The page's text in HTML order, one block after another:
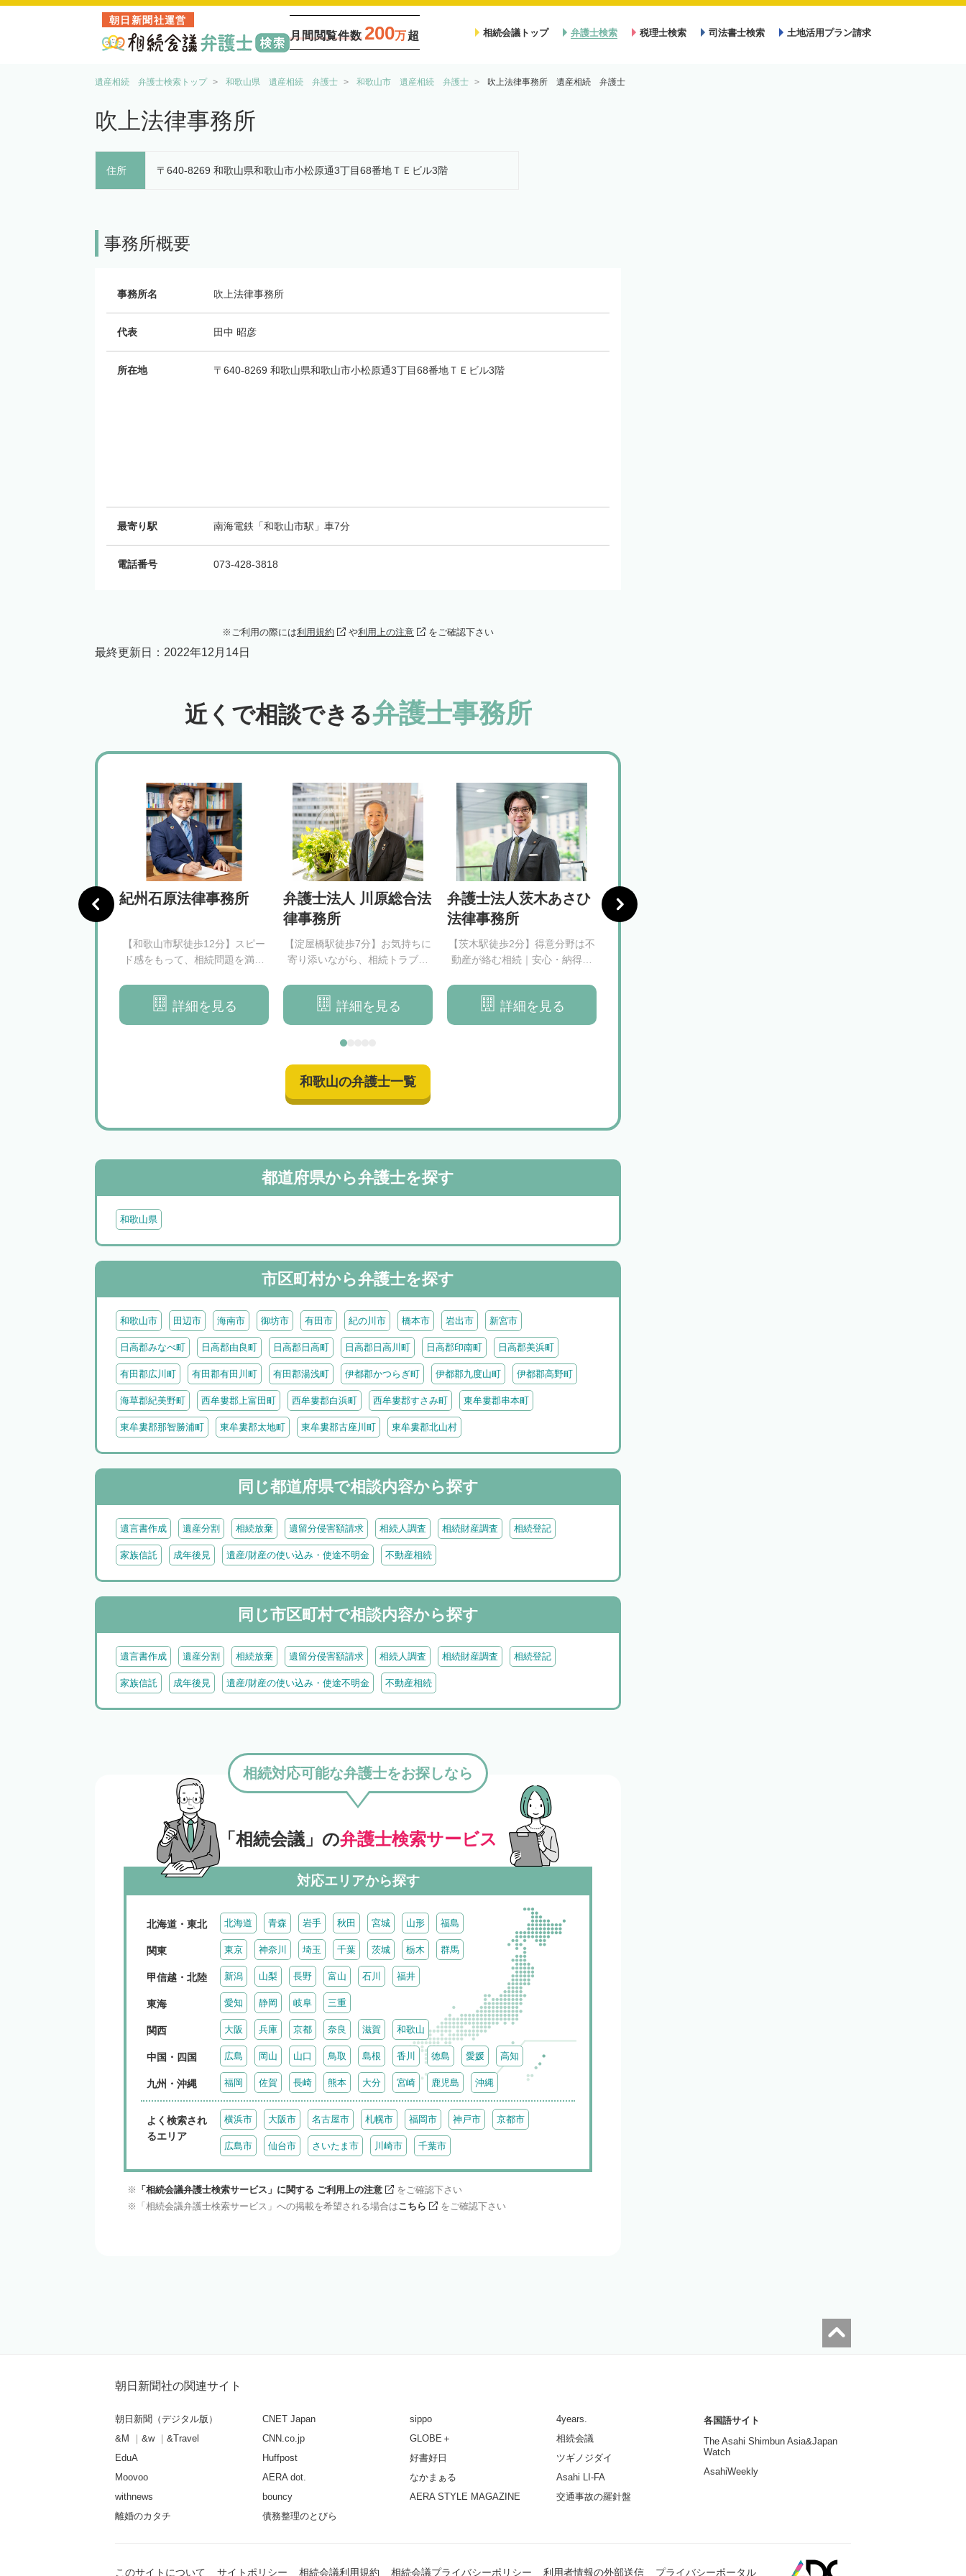
朝日新聞社運営
月間閲覧件数 200万超 相続会議トップ 弁護士検索 税理士検索 司法書士検索 土地活用プラン請求
遺産相続 弁護士検索トップ 和歌山県 遺産相続 弁護士 和歌山市 遺産相続 弁護士 吹上法律事務所 遺産相続 弁護士
吹上法律事務所
住所 〒640-8269 和歌山県和歌山市小松原通3丁目68番地ＴＥビル3階
事務所概要
事務所名 吹上法律事務所
代表 田中 昭彦
所在地 〒640-8269 和歌山県和歌山市小松原通3丁目68番地ＴＥビル3階
最寄り駅 南海電鉄「和歌山市駅」車7分
電話番号 073-428-3818
ご利用の際には利用規約 や利用上の注意 をご確認下さい
最終更新日： 2022年12月14日
近くで相談できる弁護士事務所
リーン法律事 紀州石原法律事務所
【和歌山市駅徒歩12分】スピー
ド感をもって、相続問題を満足
詳細を見る
弁護士法人 川原総合法
律事務所
【淀屋橋駅徒歩7分】お気持ちに
寄り添いながら、相続トラブル
詳細を見る
弁護士法人茨木あさひ
法律事務所
【茨木駅徒歩2分】得意分野は不
動産が絡む相続｜安心・納得で
詳細を見る
堺鳳法律事務所
和歌山の弁護士一覧
都道府県から弁護士を探す
和歌山県
市区町村から弁護士を探す
和歌山市 田辺市 海南市 御坊市 有田市 紀の川市 橋本市 岩出市 新宮市
日高郡みなべ町 日高郡由良町 日高郡日高町 日高郡日高川町 日高郡印南町 日高郡美浜町
有田郡広川町 有田郡有田川町 有田郡湯浅町 伊都郡かつらぎ町 伊都郡九度山町 伊都郡高野町
海草郡紀美野町 西牟婁郡上富田町 西牟婁郡白浜町 西牟婁郡すさみ町 東牟婁郡串本町
東牟婁郡那智勝浦町 東牟婁郡太地町 東牟婁郡古座川町 東牟婁郡北山村
同じ都道府県で相談内容から探す
遺言書作成 遺産分割 相続放棄 遺留分侵害額請求 相続人調査 相続財産調査 相続登記
家族信託 成年後見 遺産/財産の使い込み・使途不明金 不動産相続
同じ市区町村で相談内容から探す
遺言書作成 遺産分割 相続放棄 遺留分侵害額請求 相続人調査 相続財産調査 相続登記
家族信託 成年後見 遺産/財産の使い込み・使途不明金 不動産相続
「相続会議」の弁護士検索サービス
相続対応可能な弁護士をお探しなら
対応エリアから探す
北海道・東北 北海道 青森 岩手 秋田 宮城 山形 福島
関東 東京 神奈川 埼玉 千葉 茨城 栃木 群馬
甲信越・北陸 新潟 山梨 長野 富山 石川 福井
東海 愛知 静岡 岐阜 三重
関西 大阪 兵庫 京都 奈良 滋賀 和歌山
中国・四国 広島 岡山 山口 鳥取 島根 香川 徳島 愛媛 高知
九州・沖縄 福岡 佐賀 長崎 熊本 大分 宮崎 鹿児島 沖縄
よく検索され
るエリア
横浜市 大阪市 名古屋市 札幌市 福岡市 神戸市 京都市
広島市 仙台市 さいたま市 川崎市 千葉市
「相続会議弁護士検索サービス」に関する ご利用上の注意
をご確認下さい
「相続会議弁護士検索サービス」への掲載を希望される場合はこちら をご確認下さい
朝日新聞社の関連サイト
朝日新聞（デジタル版）
&M
&w
&Travel
EduA
Moovoo
withnews
離婚のカタチ
CNET Japan
CNN.co.jp
Huffpost
AERA dot.
bouncy
債務整理のとびら
sippo
GLOBE＋
好書好日
なかまぁる
AERA STYLE MAGAZINE
4years.
相続会議
ツギノジダイ
Asahi LI-FA
交通事故の羅針盤
各国語サイト
The Asahi Shimbun Asia&Japan
Watch
AsahiWeekly
このサイトについて サイトポリシー 相続会議利用規約 相続会議プライバシーポリシー 利用者情報の外部送信 プライバシーポータル